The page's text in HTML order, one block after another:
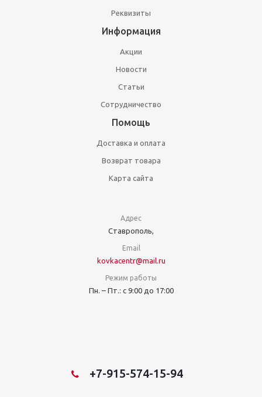
Реквизиты
Информация
Акции
Новости
Статьи
Сотрудничество
Помощь
Доставка и оплата
Возврат товара
Карта сайта
Адрес
Ставрополь,
Email
kovkacentr@mail.ru
Режим работы
Пн. – Пт.: с 9:00 до 17:00
+7-915-574-15-94